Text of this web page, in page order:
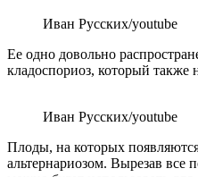
Иван Русских/youtube
Ее одно довольно
кладоспориоз, который также
Иван Русских/youtube
Плоды, на которых
альтернариозом. Вырезав все